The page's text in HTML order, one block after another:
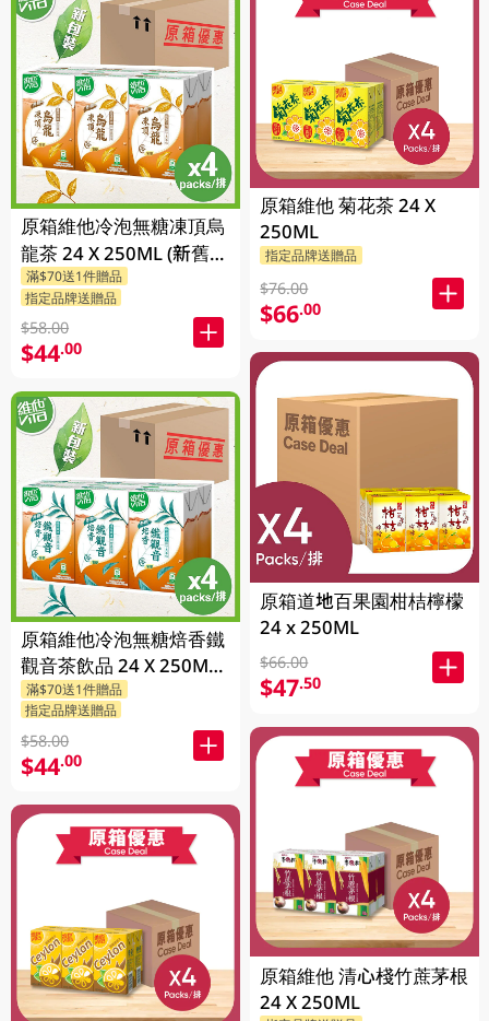
原箱維他冷泡無糖凍頂烏
龍茶 24 X 250ML (新舊包
裝隨機發貨)
滿$70送1件贈品
指定品牌送贈品
$58.00
$44.00
原箱維他冷泡無糖焙香鐵
觀音茶飲品 24 X 250ML
(新舊包裝隨機發貨)
滿$70送1件贈品
指定品牌送贈品
$58.00
$44.00
原箱維他 菊花茶 24 X
250ML
指定品牌送贈品
$76.00
$66.00
原箱道地百果園柑桔檸檬
24 x 250ML
$66.00
$47.50
原箱維他 清心棧竹蔗茅根
24 X 250ML